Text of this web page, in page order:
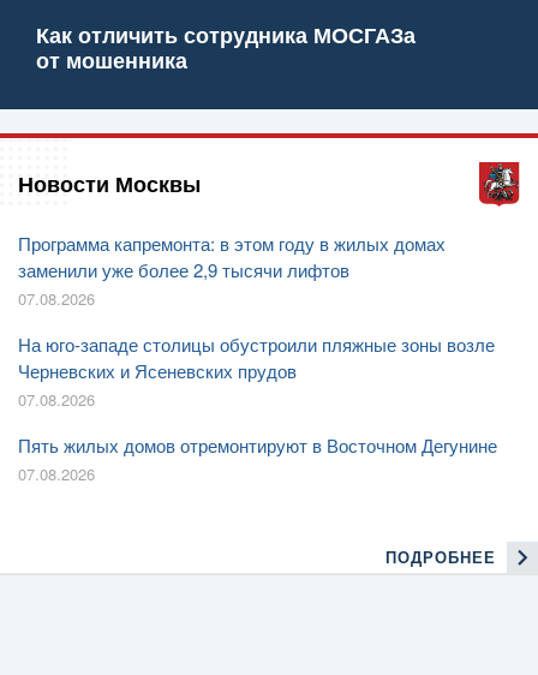
Как отличить сотрудника МОСГАЗа
от мошенника
Новости Москвы
Программа капремонта: в этом году в жилых домах
заменили уже более 2,9 тысячи лифтов
07.08.2026
На юго-западе столицы обустроили пляжные зоны возле
Черневских и Ясеневских прудов
07.08.2026
Пять жилых домов отремонтируют в Восточном Дегунине
07.08.2026
ПОДРОБНЕЕ